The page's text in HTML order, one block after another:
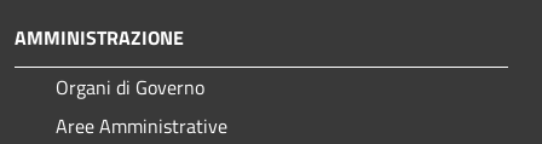
AMMINISTRAZIONE
Organi di Governo
Aree Amministrative